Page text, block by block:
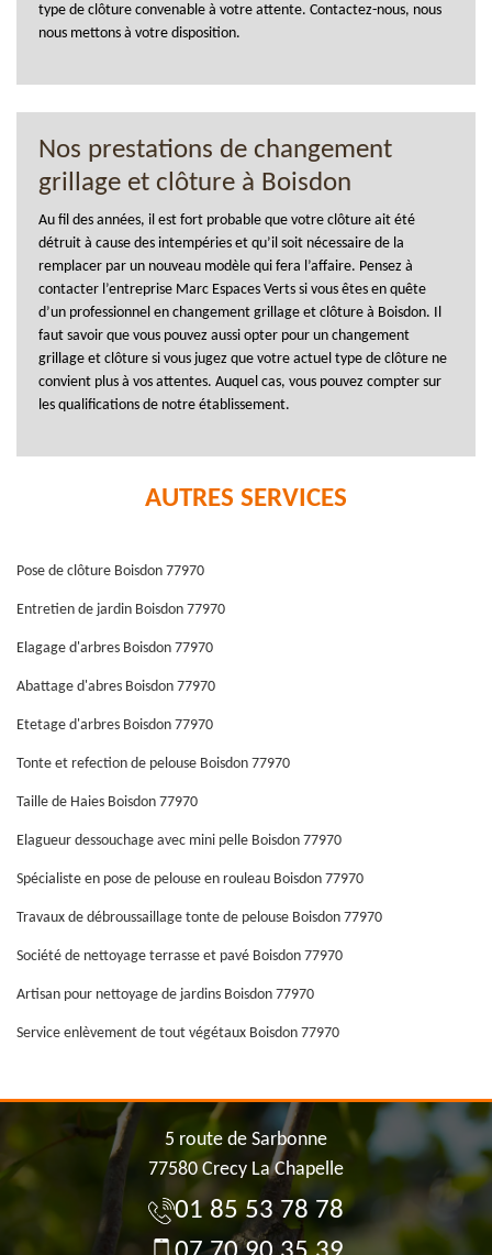
type de clôture convenable à votre attente. Contactez-nous, nous
nous mettons à votre disposition.
Nos prestations de changement
grillage et clôture à Boisdon
Au fil des années, il est fort probable que votre clôture ait été
détruit à cause des intempéries et qu’il soit nécessaire de la
remplacer par un nouveau modèle qui fera l’affaire. Pensez à
contacter l’entreprise Marc Espaces Verts si vous êtes en quête
d’un professionnel en changement grillage et clôture à Boisdon. Il
faut savoir que vous pouvez aussi opter pour un changement
grillage et clôture si vous jugez que votre actuel type de clôture ne
convient plus à vos attentes. Auquel cas, vous pouvez compter sur
les qualifications de notre établissement.
AUTRES SERVICES
Pose de clôture Boisdon 77970
Entretien de jardin Boisdon 77970
Elagage d'arbres Boisdon 77970
Abattage d'abres Boisdon 77970
Etetage d'arbres Boisdon 77970
Tonte et refection de pelouse Boisdon 77970
Taille de Haies Boisdon 77970
Elagueur dessouchage avec mini pelle Boisdon 77970
Spécialiste en pose de pelouse en rouleau Boisdon 77970
Travaux de débroussaillage tonte de pelouse Boisdon 77970
Société de nettoyage terrasse et pavé Boisdon 77970
Artisan pour nettoyage de jardins Boisdon 77970
Service enlèvement de tout végétaux Boisdon 77970
5 route de Sarbonne
77580 Crecy La Chapelle
01 85 53 78 78